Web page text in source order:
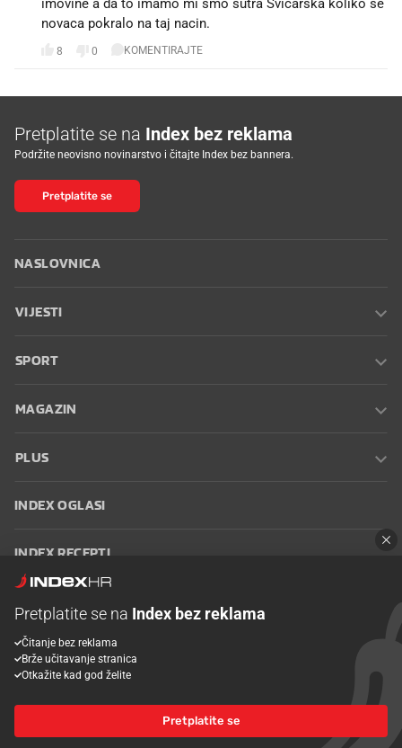
imovine a da to imamo mi smo sutra Švicarska koliko se
novaca pokralo na taj nacin.
8 0 KOMENTIRAJTE
Pretplatite se na Index bez reklama
Podržite neovisno novinarstvo i čitajte Index bez bannera.
Pretplatite se
NASLOVNICA
VIJESTI
SPORT
MAGAZIN
PLUS
INDEX OGLASI
INDEX RECEPTI
Oglašavanje Zaposli se na Indexu
korištenja
Postavke kolačića
© 2026 Index
Pretplatite se na Index bez reklama
Čitanje bez reklama
Brže učitavanje stranica
Otkažite kad god želite
Pretplatite se